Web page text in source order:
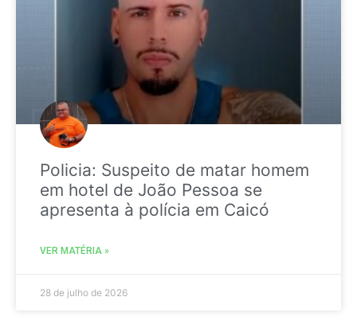
Policia: Suspeito de matar homem
em hotel de João Pessoa se
apresenta à polícia em Caicó
VER MATÉRIA »
28 de julho de 2026